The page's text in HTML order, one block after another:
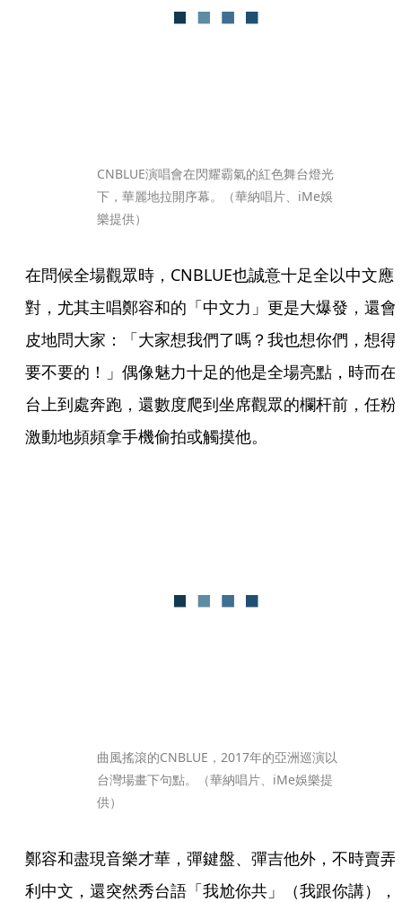
CNBLUE演唱會在閃耀霸氣的紅色舞台燈光
下，華麗地拉開序幕。（華納唱片、iMe娛
樂提供）
在問候全場觀眾時，CNBLUE也誠意十足全以中文應
對，尤其主唱鄭容和的「中文力」更是大爆發，還會
皮地問大家：「大家想我們了嗎？我也想你們，想得
要不要的！」偶像魅力十足的他是全場亮點，時而在
台上到處奔跑，還數度爬到坐席觀眾的欄杆前，任粉
激動地頻頻拿手機偷拍或觸摸他。
曲風搖滾的CNBLUE，2017年的亞洲巡演以
台灣場畫下句點。（華納唱片、iMe娛樂提
供）
鄭容和盡現音樂才華，彈鍵盤、彈吉他外，不時賣弄
利中文，還突然秀台語「我尬你共」（我跟你講），